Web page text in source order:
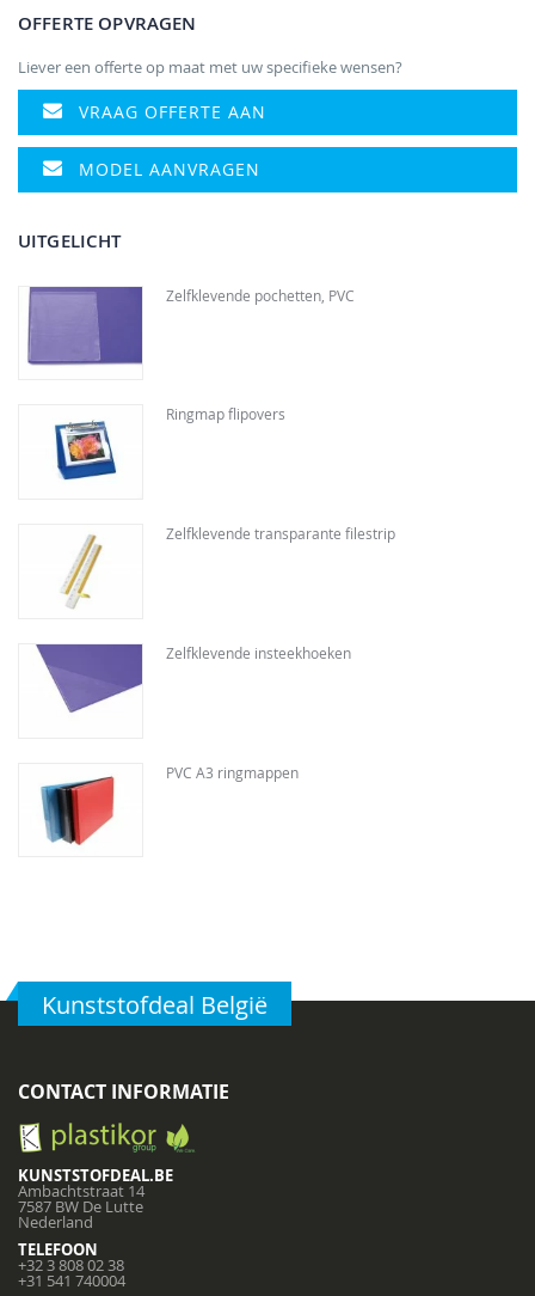
OFFERTE OPVRAGEN
Liever een offerte op maat met uw specifieke wensen?
VRAAG OFFERTE AAN
MODEL AANVRAGEN
UITGELICHT
Zelfklevende pochetten, PVC
Ringmap flipovers
Zelfklevende transparante filestrip
Zelfklevende insteekhoeken
PVC A3 ringmappen
Kunststofdeal België
CONTACT INFORMATIE
KUNSTSTOFDEAL.BE
Ambachtstraat 14
7587 BW De Lutte
Nederland
TELEFOON
+32 3 808 02 38
+31 541 740004